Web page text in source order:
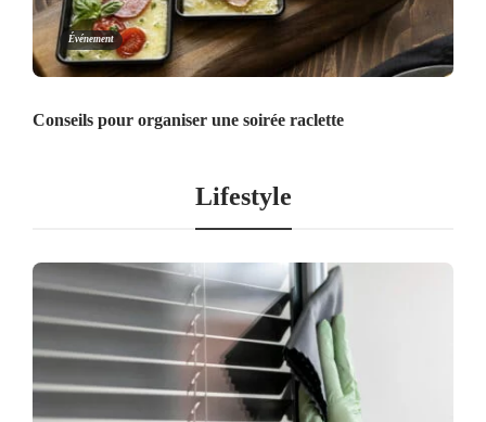
Événement
Conseils pour organiser une soirée raclette
Lifestyle